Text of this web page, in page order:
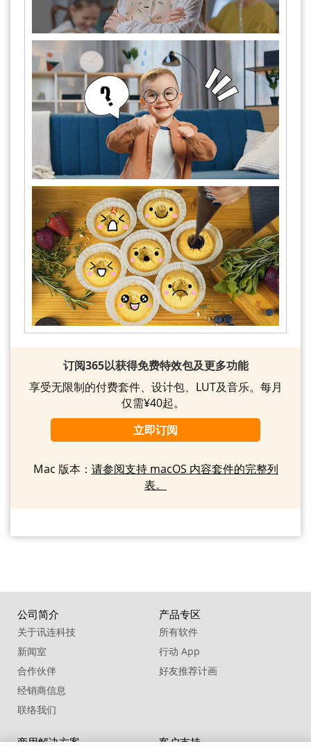
订阅365以获得免费特效包及更多功能
享受无限制的付费套件、设计包、LUT及音乐。每月
仅需¥40起。
立即订阅
Mac 版本： 请参阅支持 macOS 内容套件的完整列
表。
公司简介
关于讯连科技
新闻室
合作伙伴
经销商信息
联络我们
产品专区
所有软件
行动 App
好友推荐计画
商用解决方案 客户支持